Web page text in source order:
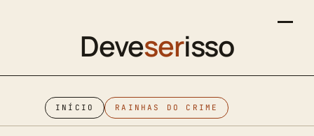
Deveserisso
INÍCIO RAINHAS DO CRIME